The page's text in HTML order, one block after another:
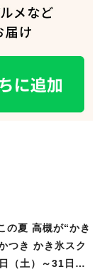
の夏 高槻が“かき
つき かき氷スク
（土）～31日